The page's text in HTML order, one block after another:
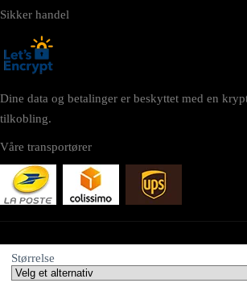
Størrelse
Sikker handel
Dine data og betalinger er beskyttet med en
tilkobling.
Våre transportører
NETTSTED
astronaut-no.com tilhører: